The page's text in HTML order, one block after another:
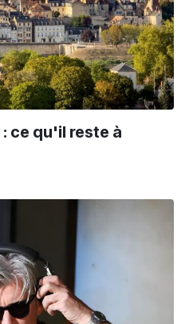
ce qu'il reste à